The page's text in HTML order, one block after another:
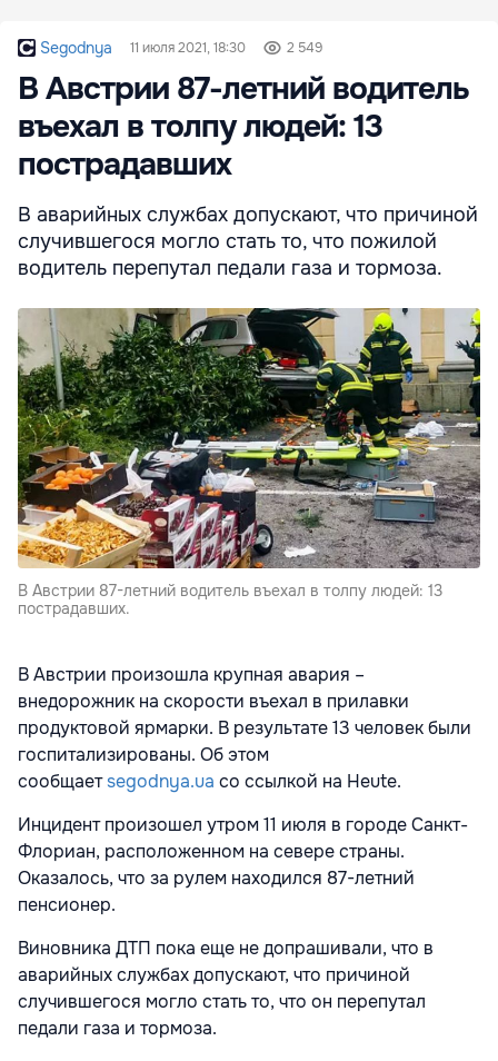
Segodnya 11 июля 2021, 18:30 2 549
В Австрии 87-летний водитель
въехал в толпу людей: 13
пострадавших
В аварийных службах допускают, что причиной
случившегося могло стать то, что пожилой
водитель перепутал педали газа и тормоза.
В Австрии 87-летний водитель въехал в толпу людей: 13
пострадавших.
В Австрии произошла крупная авария –
внедорожник на скорости въехал в прилавки
продуктовой ярмарки. В результате 13 человек были
госпитализированы. Об этом
сообщаетsegodnya.ua со ссылкой на Heute.
Инцидент произошел утром 11 июля в городе Санкт-
Флориан, расположенном на севере страны.
Оказалось, что за рулем находился 87-летний
пенсионер.
Виновника ДТП пока еще не допрашивали, что в
аварийных службах допускают, что причиной
случившегося могло стать то, что он перепутал
педали газа и тормоза.